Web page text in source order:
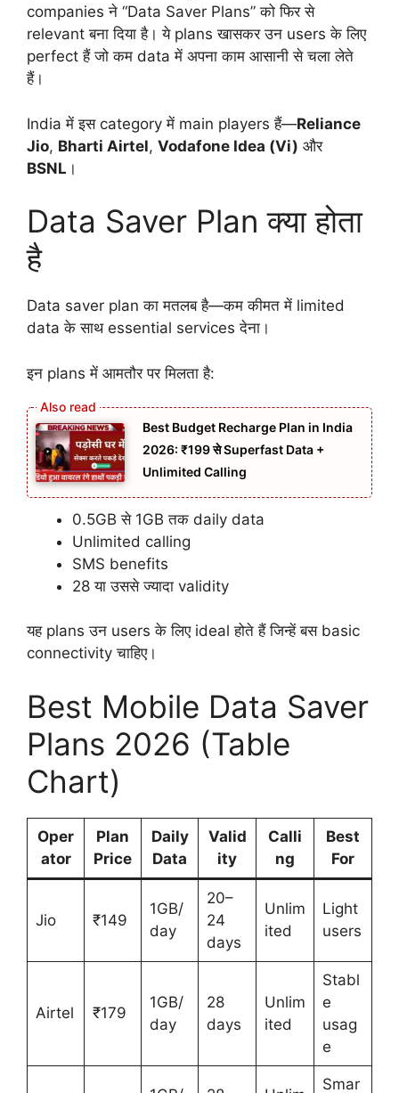
companies ने “Data Saver Plans” को फिर से
relevant बना दिया है। ये plans खासकर उन users के लिए
perfect हैं जो कम data में अपना काम आसानी से चला लेते
हैं।
India में इस category में main players हैं—Reliance
Jio, Bharti Airtel, Vodafone Idea (Vi) और
BSNL ।
Data Saver Plan क्या होता
है
Data saver plan का मतलब है—कम कीमत में limited
data के साथ essential services देना।
इन plans में आमतौर पर मिलता है:
Best Budget Recharge Plan in India
2026: ₹199 से Superfast Data +
Unlimited Calling
0.5GB से 1GB तक daily data
Unlimited calling
SMS benefits
28 या उससे ज्यादा validity
यह plans उन users के लिए ideal होते हैं जिन्हें बस basic
connectivity चाहिए।
Best Mobile Data Saver
Plans 2026 (Table
Chart)
Oper
ator
Plan
Price
Daily
Data
Valid
ity
Calli
ng
Best
For
Jio ₹149
1GB/
day
20–
24
days
Unlim
ited
Light
users
Airtel ₹179
1GB/
day
28
days
Unlim
ited
Stabl
e
usag
e
Smar